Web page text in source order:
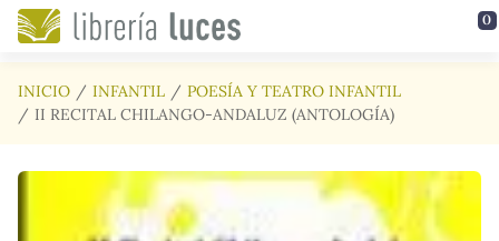
Saltar al contenido principal 0
INICIO INFANTIL
POESÍA Y TEATRO INFANTIL
II RECITAL CHILANGO-ANDALUZ (ANTOLOGÍA)